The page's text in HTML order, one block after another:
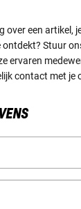
over een artikel,
Stuur
ervaren
contact met je